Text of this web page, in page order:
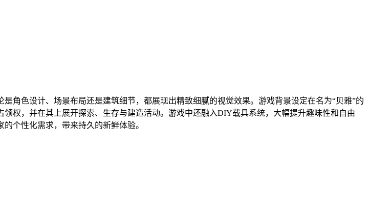
角色设计、场景布局还是建筑细节，都展现出精致细腻的视觉效果。游戏背景设定在名为“贝雅”的
权，并在其上展开探索、生存与建造活动。游戏中还融入DIY载具系统，大幅提升趣味性和自由
个性化需求，带来持久的新鲜体验。